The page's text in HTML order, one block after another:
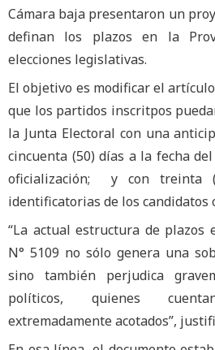
Cámara baja presentaron un
definan los plazos en la
elecciones legislativas.
El objetivo es modificar el
que los partidos inscritpos
la Junta Electoral con una
cincuenta (50) días a la fecha
oficialización; y con treinta
identificatorias de los candidatos
“La actual estructura de plazos
N° 5109 no sólo genera una
sino también perjudica
políticos, quienes
extremadamente acotados”,